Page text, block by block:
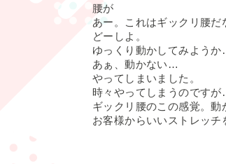
腰が
あー。これはギックリ腰だ
どーしよ。
ゆっくり動かしてみよう
あぁ、動かない…
やってしまいました。
時々やってしまうのです
ギックリ腰のこの感覚。動
お客様からいいストレッチ